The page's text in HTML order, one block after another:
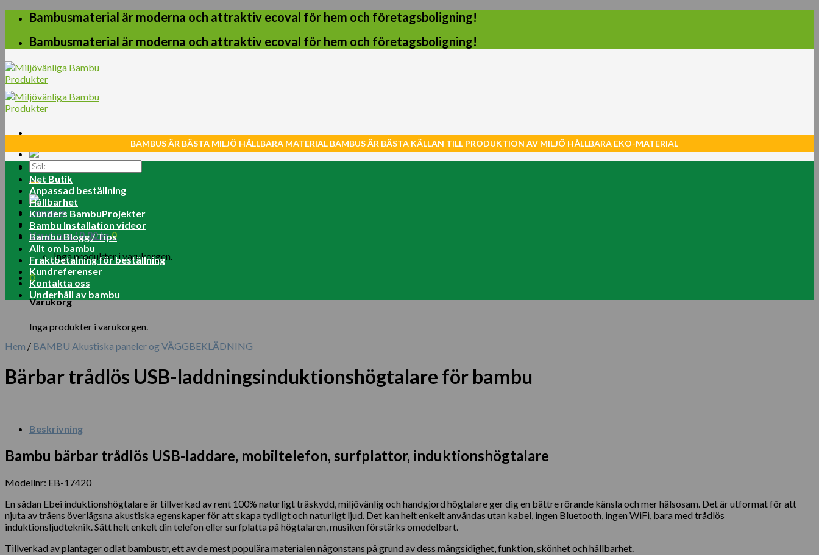
Skip
content
Bambusmaterial är moderna och attraktiv ecoval för hem och företagsboligning!
Bambusmaterial är moderna och attraktiv ecoval för hem och företagsboligning!
Sök
efter:
Logga in
Varukorg /0.00kr 0
Inga produkter i varukorgen.
0
Varukorg
Inga produkter i varukorgen.
BAMBUS ÄR BÄSTA MILJÖ HÅLLBARA MATERIAL BAMBUS ÄR BÄSTA KÄLLAN TILL PRODUKTION AV MILJÖ HÅLLBARA EKO-MATERIAL
Home
Net Butik
Anpassad beställning
Hållbarhet
Kunders BambuProjekter
Bambu Installation videor
Bambu Blogg / Tips
Allt om bambu
Fraktbetalning för beställning
Kundreferenser
Kontakta oss
Underhåll av bambu
Hem / BAMBU Akustiska paneler og VÄGGBEKLÄDNING
Bärbar trådlös USB-laddningsinduktionshögtalare för bambu
Beskrivning
Bambu bärbar trådlös USB-laddare, mobiltelefon, surfplattor, induktionshögtalare
Modellnr: EB-17420
En sådan Ebei induktionshögtalare är tillverkad av rent 100% naturligt träskydd, miljövänlig och handgjord högtalare ger dig en bättre rörande känsla och mer hälsosam. Det är utformat för att
njuta av träens överlägsna akustiska egenskaper för att skapa tydligt och naturligt ljud. Det kan helt enkelt användas utan kabel, ingen Bluetooth, ingen WiFi, bara med trådlös
induktionsljudteknik. Sätt helt enkelt din telefon eller surfplatta på högtalaren, musiken förstärks omedelbart.
Tillverkad av plantager odlat bambustr, ett av de mest populära materialen någonstans på grund av dess mångsidighet, funktion, skönhet och hållbarhet.